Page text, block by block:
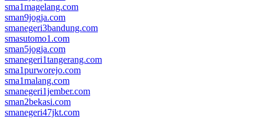
sma1magelang.com
sman9jogja.com
smanegeri3bandung.com
smasutomo1.com
sman5jogja.com
smanegeri1tangerang.com
sma1purworejo.com
sma1malang.com
smanegeri1jember.com
sman2bekasi.com
smanegeri47jkt.com